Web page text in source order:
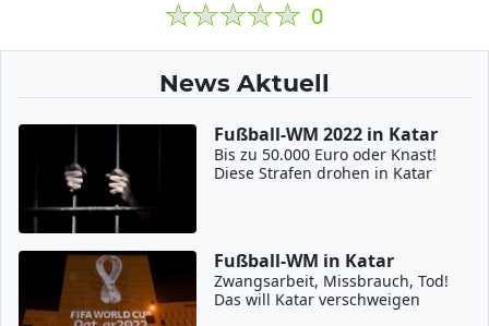
0
News Aktuell
Fußball-WM 2022 in Katar
Bis zu 50.000 Euro oder Knast!
Diese Strafen drohen in Katar
Fußball-WM in Katar
Zwangsarbeit, Missbrauch, Tod!
Das will Katar verschweigen